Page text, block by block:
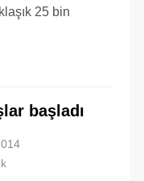
25 bin
başladı